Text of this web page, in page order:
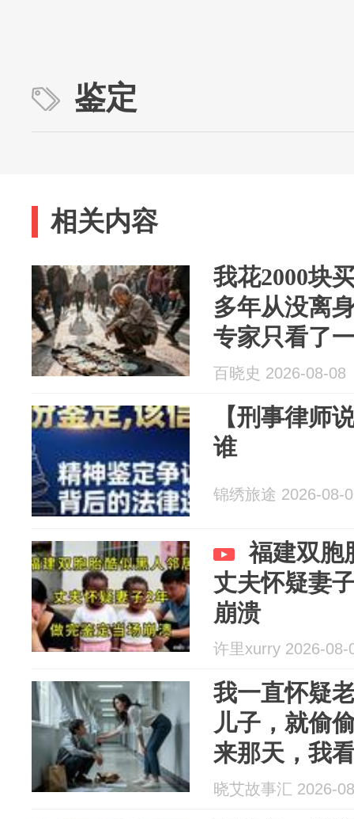
鉴定
相关内容
我花2000块
多年从没离
专家只看了
东西你从哪
百晓史 2026-08-08
【刑事律师
谁
锦绣旅途 2026-08-
福建双胞
丈夫怀疑妻
崩溃
许里xurry 2026-08-
我一直怀疑
儿子，就偷
来那天，我
名字，浑身
晓艾故事汇 2026-